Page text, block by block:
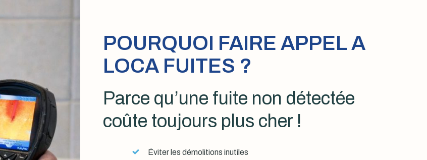
POURQUOI FAIRE APPEL A
LOCA FUITES ?
Parce qu’une fuite non détectée
coûte toujours plus cher !
Éviter les démolitions inutiles